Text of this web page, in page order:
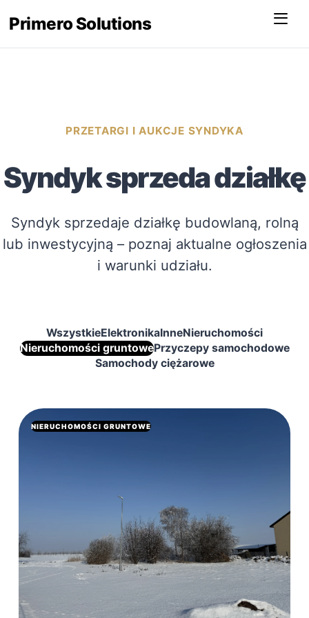
Primero Solutions Menu
PRZETARGI I AUKCJE SYNDYKA
Syndyk sprzeda działkę
Syndyk sprzedaje działkę budowlaną, rolną
lub inwestycyjną – poznaj aktualne ogłoszenia
i warunki udziału.
WszystkieElektronikaInneNieruchomości
Nieruchomości gruntowePrzyczepy samochodowe
Samochody ciężarowe
NIERUCHOMOŚCI GRUNTOWE